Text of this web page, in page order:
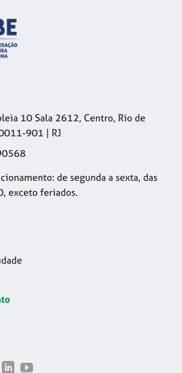
10 Sala 2612, Centro, Rio de
901 | RJ
de segunda a sexta, das
exceto feriados.